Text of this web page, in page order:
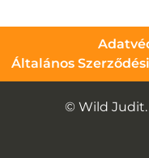
Általános
© Wild